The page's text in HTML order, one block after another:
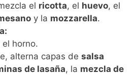
el ricotta, el huevo, el
y la mozzarella.
el horno.
alterna capas de salsa
de lasaña, la mezcla de